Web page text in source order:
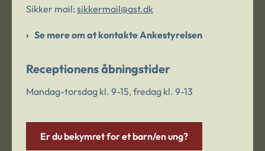
Sikker mail: sikkermail@ast.dk
Se mere om at kontakte Ankestyrelsen
Receptionens åbningstider
Mandag-torsdag kl. 9-15, fredag kl. 9-13
Er du bekymret for et barn/en ung?